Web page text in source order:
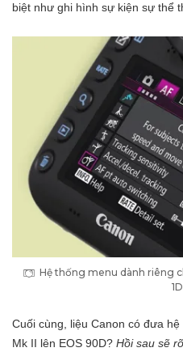
biệt như ghi hình sự kiện sự thể
Hệ thống menu dành riêng
Cuối cùng, liệu Canon có đưa
Mk II lên EOS 90D? Hồi sau sẽ rõ